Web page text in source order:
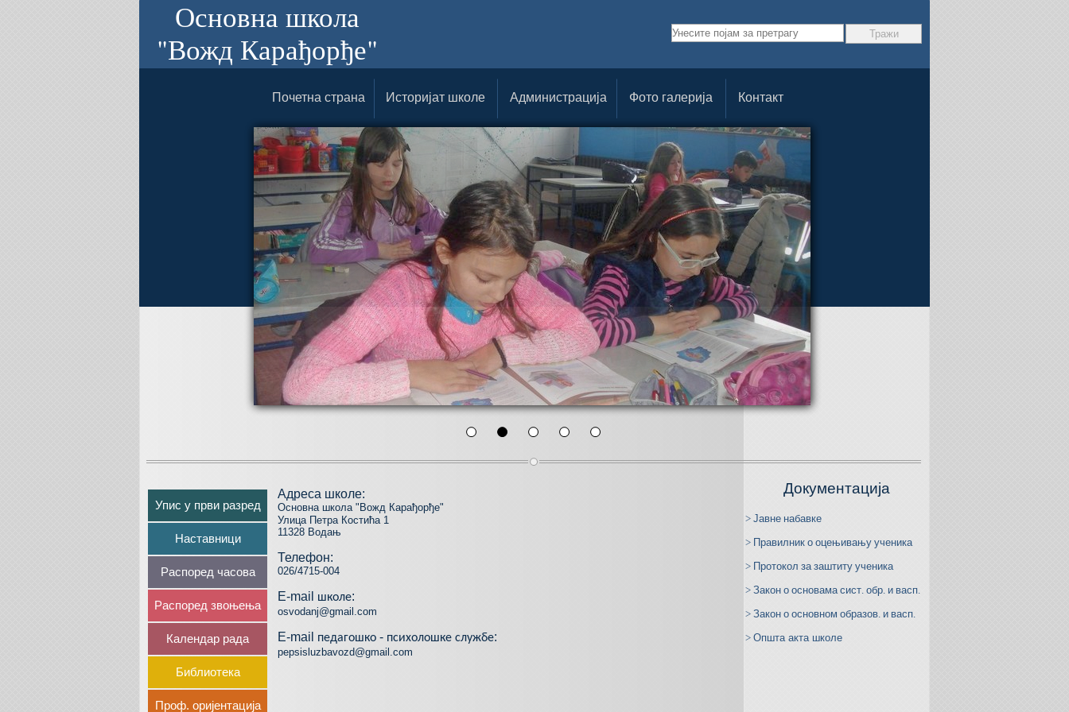
Основна школа
"Вожд Карађорђе"
Почетна страна Историјат школе Администрација Фото галерија Контакт
Упис у први разред
Наставници
Распоред часова
Распоред звоњења
Календар рада
Библиотека
Документација
> Правилник о оцењивању ученика
> Протокол за заштиту ученика
> Закон о основама сист. обр. и васп.
> Закон о основном образов. и васп.
> Јавне набавке
Проф. оријентација
> Општа акта школе
Адреса школе:
Основна школа "Вожд Карађорђе"
Улица Петра Костића 1
11328 Водањ
Телефон:
026/4715-004
E-mail школе:
osvodanj@gmail.com
E-mail педагошко - психолошке службе:
pepsisluzbavozd@gmail.com